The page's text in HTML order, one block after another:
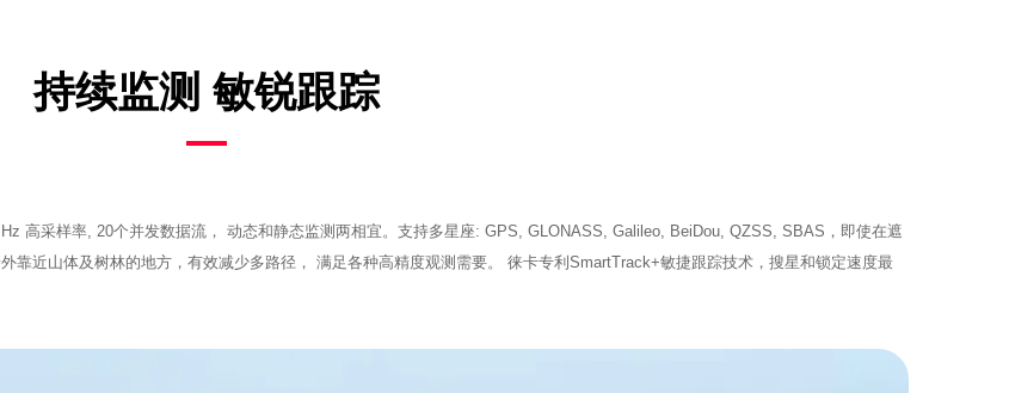
持续监测 敏锐跟踪
高采样率, 20个并发数据流， 动态和静态监测两相宜。支持多星座: GPS, GLONASS, Galileo, BeiDou, QZSS, SBAS，即使在遮
靠近山体及树林的地方，有效减少多路径， 满足各种高精度观测需要。 徕卡专利SmartTrack+敏捷跟踪技术，搜星和锁定速度最